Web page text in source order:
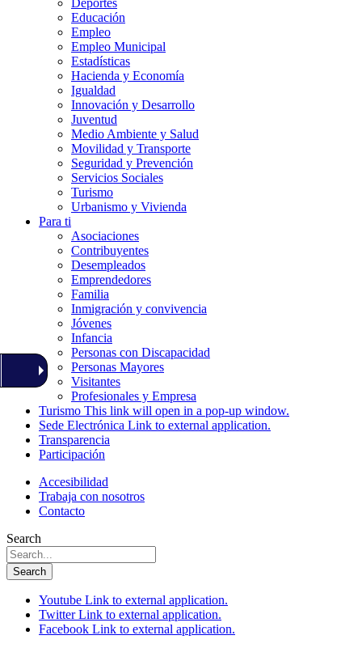
Educación
Empleo
Empleo Municipal
Estadísticas
Hacienda y Economía
Igualdad
Innovación y Desarrollo
Juventud
Medio Ambiente y Salud
Movilidad y Transporte
Seguridad y Prevención
Servicios Sociales
Turismo
Urbanismo y Vivienda
Para ti
Asociaciones
Contribuyentes
Desempleados
Emprendedores
Familia
Inmigración y convivencia
Jóvenes
Infancia
Personas con Discapacidad
Personas Mayores
Visitantes
Profesionales y Empresa
Turismo This link will open in a pop-up window.
Sede Electrónica Link to external application.
Transparencia
Participación
Accesibilidad
Trabaja con nosotros
Contacto
Search
Search
Youtube Link to external application.
TwitterLink to external application.
Facebook Link to external application.